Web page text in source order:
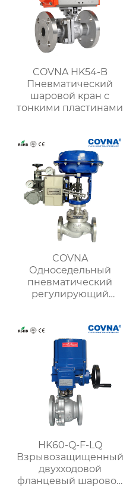
COVNA HK54-B
Пневматический
шаровой кран с
тонкими пластинами
COVNA
Односедельный
пневматический
регулирующий
HK60-Q-F-LQ
Взрывозащищенный
двухходовой
фланцевый шаровой